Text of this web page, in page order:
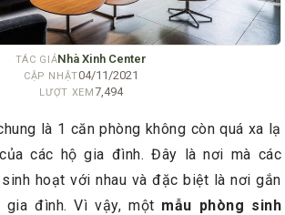
TÁC GIẢNhà Xinh Center
CẬP NHẬT04/11/2021
LƯỢT XEM7,494
là 1 căn phòng không còn quá xa lạ
các hộ gia đình. Đây là nơi mà các
hoạt với nhau và đặc biệt là nơi gắn
đình. Vì vậy, một mẫu phòng sinh